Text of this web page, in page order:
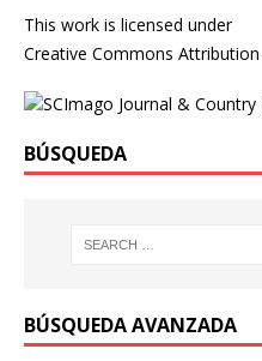
This work is licensed under
Creative Commons
BÚSQUEDA
BÚSQUEDA AVANZADA